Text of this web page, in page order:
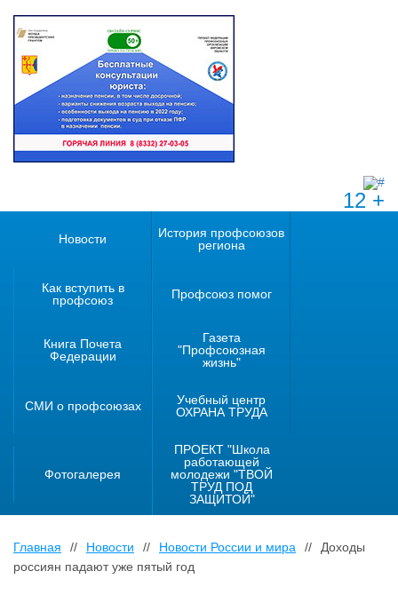
12 +
Новости
История профсоюзов
региона
Как вступить в
профсоюз
Профсоюз помог
Книга Почета
Федерации
Газета
"Профсоюзная
жизнь"
СМИ о профсоюзах
Учебный центр
ОХРАНА ТРУДА
Фотогалерея
ПРОЕКТ "Школа
работающей
молодежи "ТВОЙ
ТРУД ПОД
ЗАЩИТОЙ"
Главная // Новости // Новости России и мира //
Доходы
россиян падают уже пятый год